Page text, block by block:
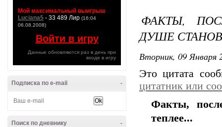
Мой максимальный выигрыш
Luciana5 - 33 489 Лир (16:04
06.08.2008)
Войти в игру
Данные обновляются раз в день при
входе в игру
-
Подписка по e-mail
-
Поиск по дневнику
ФАКТЫ,
ДУШЕ
Вторник, 09 Января
Это цитата
цитатник или
Факты,
теплее...